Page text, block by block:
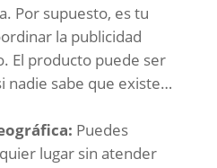
Por supuesto, es tu
la publicidad
El producto puede ser
nadie sabe que existe…
Puedes
lugar sin atender